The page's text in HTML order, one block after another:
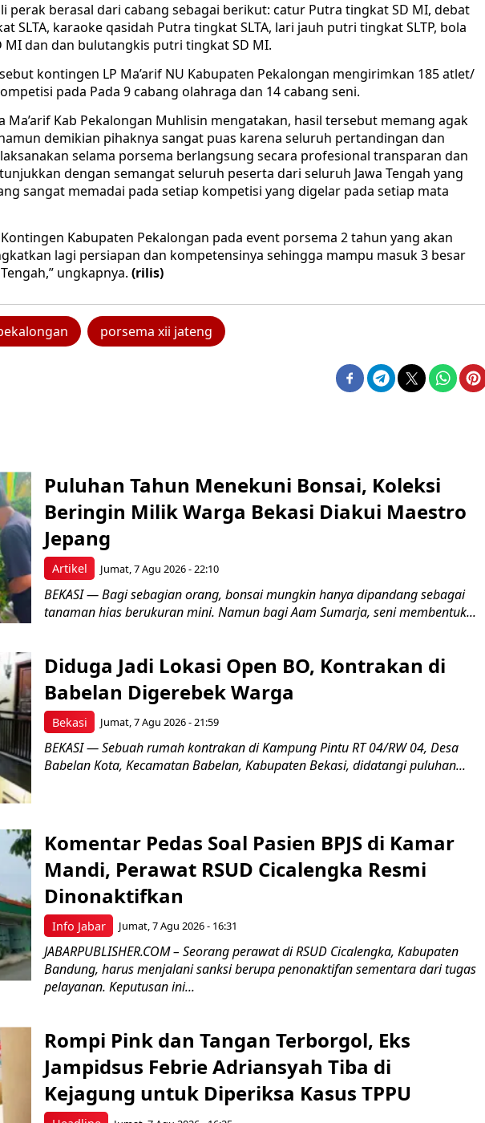
perak berasal dari cabang sebagai berikut: catur Putra tingkat SD MI, debat
SLTA, karaoke qasidah Putra tingkat SLTA, lari jauh putri tingkat SLTP, bola
MI dan dan bulutangkis putri tingkat SD MI.
kontingen LP Ma’arif NU Kabupaten Pekalongan mengirimkan 185 atlet/
pada Pada 9 cabang olahraga dan 14 cabang seni.
Ma’arif Kab Pekalongan Muhlisin mengatakan, hasil tersebut memang agak
demikian pihaknya sangat puas karena seluruh pertandingan dan
selama porsema berlangsung secara profesional transparan dan
dengan semangat seluruh peserta dari seluruh Jawa Tengah yang
sangat memadai pada setiap kompetisi yang digelar pada setiap mata
Kabupaten Pekalongan pada event porsema 2 tahun yang akan
lagi persiapan dan kompetensinya sehingga mampu masuk 3 besar
ungkapnya. (rilis)
porsema xii jateng
Artikel
Puluhan Tahun Menekuni Bonsai, Koleksi
Beringin Milik Warga Bekasi Diakui Maestro
Jepang
Jumat, 7 Agu 2026 - 22:10
BEKASI — Bagi sebagian orang, bonsai mungkin hanya dipandang sebagai
tanaman hias berukuran mini. Namun bagi Aam Sumarja, seni membentuk...
Bekasi
Diduga Jadi Lokasi Open BO, Kontrakan di
Babelan Digerebek Warga
Jumat, 7 Agu 2026 - 21:59
BEKASI — Sebuah rumah kontrakan di Kampung Pintu RT 04/RW 04, Desa
Babelan Kota, Kecamatan Babelan, Kabupaten Bekasi, didatangi puluhan...
Info Jabar
Komentar Pedas Soal Pasien BPJS di Kamar
Mandi, Perawat RSUD Cicalengka Resmi
Dinonaktifkan
Jumat, 7 Agu 2026 - 16:31
JABARPUBLISHER.COM – Seorang perawat di RSUD Cicalengka, Kabupaten
Bandung, harus menjalani sanksi berupa penonaktifan sementara dari tugas
pelayanan. Keputusan ini...
Rompi Pink dan Tangan Terborgol, Eks
Jampidsus Febrie Adriansyah Tiba di
Kejagung untuk Diperiksa Kasus TPPU